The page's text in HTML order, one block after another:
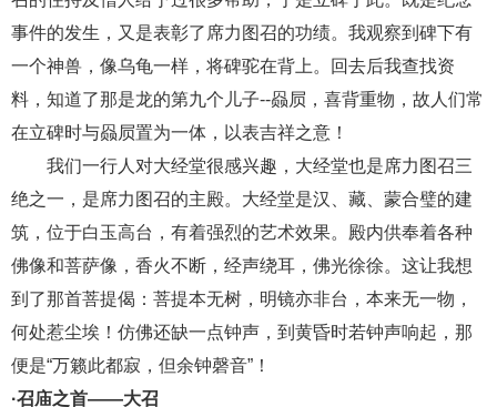
事件的发生，又是表彰了席力图召的功绩。我观察到碑下有
一个神兽，像乌龟一样，将碑驼在背上。回去后我查找资
料，知道了那是龙的第九个儿子--赑屃，喜背重物，故人们常
在立碑时与赑屃置为一体，以表吉祥之意！
我们一行人对大经堂很感兴趣，大经堂也是席力图召三
绝之一，是席力图召的主殿。大经堂是汉、藏、蒙合璧的建
筑，位于白玉高台，有着强烈的艺术效果。殿内供奉着各种
佛像和菩萨像，香火不断，经声绕耳，佛光徐徐。这让我想
到了那首菩提偈：菩提本无树，明镜亦非台，本来无一物，
何处惹尘埃！仿佛还缺一点钟声，到黄昏时若钟声响起，那
便是“万籁此都寂，但余钟磬音”！
·召庙之首——大召